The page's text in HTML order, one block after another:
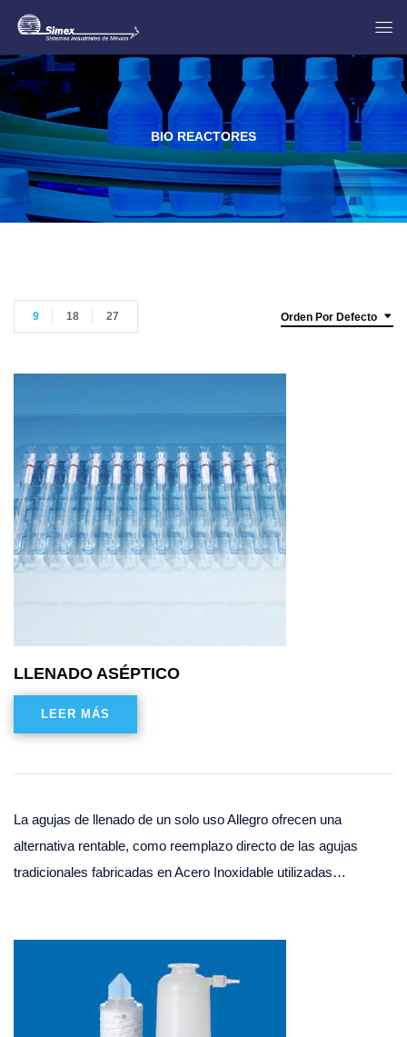
BIO REACTORES
Orden Por Defecto
9 18 27
LLENADO ASÉPTICO
LEER MÁS
La agujas de llenado de un solo uso Allegro ofrecen una
alternativa rentable, como reemplazo directo de las agujas
tradicionales fabricadas en Acero Inoxidable utilizadas…